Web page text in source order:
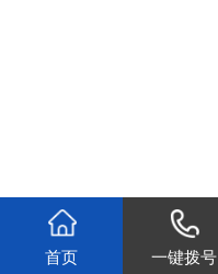
首页 一键拨号